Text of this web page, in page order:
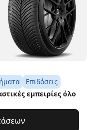
Επιδόσεις
εμπειρίες όλο